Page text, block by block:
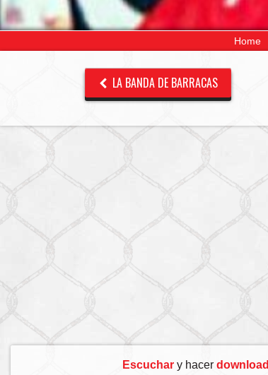
Home
LA BANDA DE BARRACAS
Escuchar y hacer download